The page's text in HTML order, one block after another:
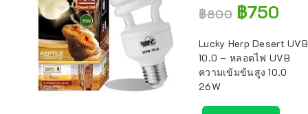
฿800 ฿750
Lucky Herp Desert UVB
10.0 – หลอดไฟ UVB
ความเข้มข้นสูง 10.0
26W